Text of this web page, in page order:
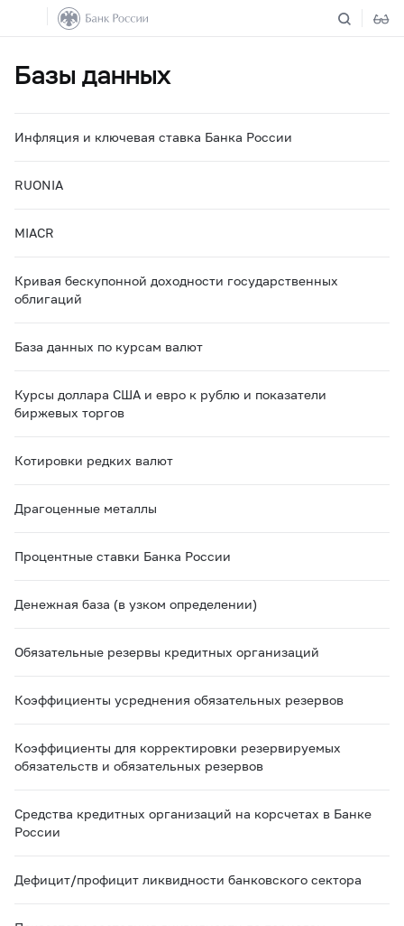
Базы данных
Инфляция и ключевая ставка Банка России
RUONIA
MIACR
Кривая бескупонной доходности государственных
облигаций
База данных по курсам валют
Курсы доллара США и евро к рублю и показатели
биржевых торгов
Котировки редких валют
Драгоценные металлы
Процентные ставки Банка России
Денежная база (в узком определении)
Обязательные резервы кредитных организаций
Коэффициенты усреднения обязательных резервов
Коэффициенты для корректировки резервируемых
обязательств и обязательных резервов
Средства кредитных организаций на корсчетах в Банке
России
Дефицит/профицит ликвидности банковского сектора